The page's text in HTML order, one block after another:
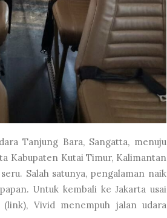
Tanjung Bara, Sangatta, menuju
Kabupaten Kutai Timur, Kalimantan
Salah satunya, pengalaman naik
Untuk kembali ke Jakarta usai